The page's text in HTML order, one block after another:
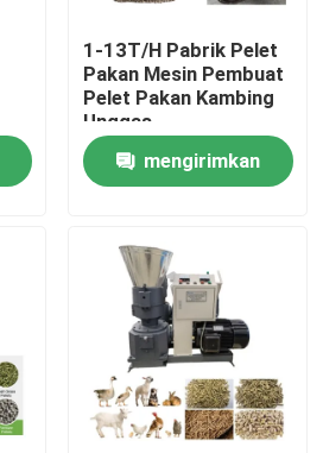
1-13T/H Pabrik Pelet
Pakan Mesin Pembuat
Pelet Pakan Kambing
Unggas
mengirimkan